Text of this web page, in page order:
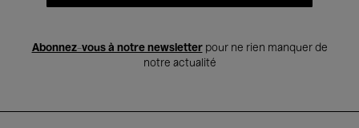
Abonnez-vous à notre newsletterpour ne rien manquer de
notre actualité